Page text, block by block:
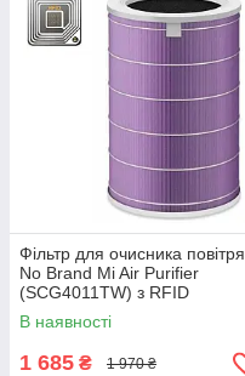
Фільтр для очисника повітря
No Brand Mi Air Purifier
(SCG4011TW) з RFID
В наявності
1 685 ₴ 1 970 ₴